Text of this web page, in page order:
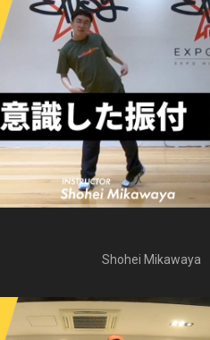
Shohei Mikawaya